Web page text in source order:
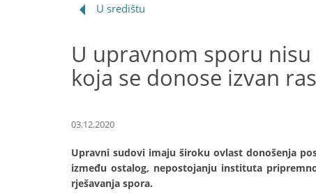
U središtu
U upravnom sporu
koja se donose izvan
03.12.2020
Upravni sudovi imaju široku ovlast donošenja
između ostalog, nepostojanju instituta
rješavanja spora.